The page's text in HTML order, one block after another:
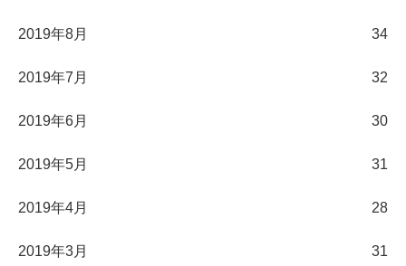
2019年8月 34
2019年7月 32
2019年6月 30
2019年5月 31
2019年4月 28
2019年3月 31